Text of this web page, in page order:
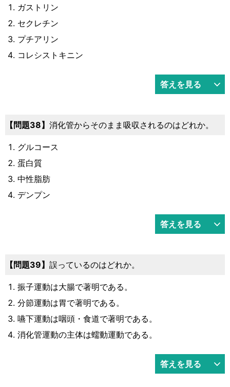
ガストリン
セクレチン
プチアリン
コレシストキニン
答えを見る
38 消化管からそのまま吸収されるのはどれか。
グルコース
蛋白質
中性脂肪
デンプン
答えを見る
39 誤っているのはどれか。
振子運動は大腸で著明である。
分節運動は胃で著明である。
嚥下運動は咽頭・食道で著明である。
消化管運動の主体は蠕動運動である。
答えを見る